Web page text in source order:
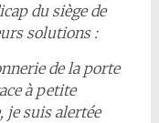
du siège de
solutions :
de la porte
à petite
je suis alertée